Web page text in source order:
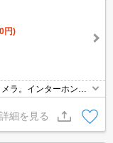
円)
ラ。インターホン付
コンロ設置可。フロ
。要火災保険。初期
詳細を見る